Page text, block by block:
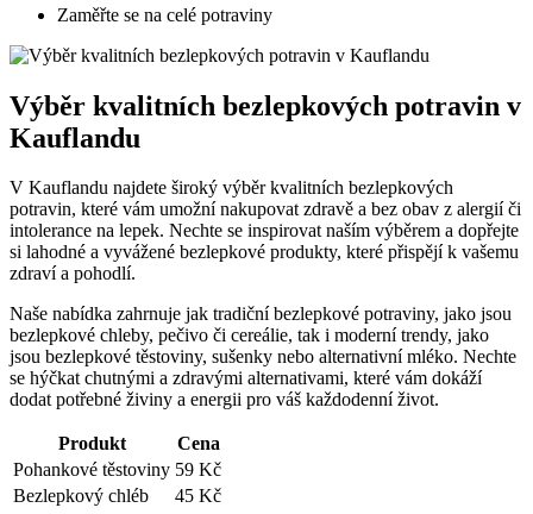
Zaměřte se na celé potraviny
Výběr‌ kvalitních bezlepkových‍ potravin v​
Kauflandu
V Kauflandu⁢ najdete⁢ široký výběr kvalitních bezlepkových
⁣potravin, ‍které ⁣vám ⁤umožní nakupovat zdravě ​a bez obav z ‍alergií či
intolerance ⁣na lepek. Nechte ‌se inspirovat naším výběrem a dopřejte
si ‌lahodné a vyvážené⁢ bezlepkové ⁣produkty, které přispějí k vašemu
zdraví a pohodlí.
Naše nabídka zahrnuje jak tradiční bezlepkové potraviny,⁣ jako jsou
bezlepkové chleby, pečivo či cereálie,​ tak i moderní trendy,‍ jako
‍jsou bezlepkové těstoviny, sušenky nebo alternativní mléko. Nechte
se hýčkat chutnými a zdravými alternativami, které vám dokáží
dodat potřebné živiny a energii ⁢pro váš‌ každodenní život.
Produkt
Cena
Pohankové‍ těstoviny 59 Kč
Bezlepkový chléb
45​ Kč